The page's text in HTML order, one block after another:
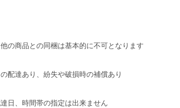
の商品との同梱は基本的に不可となります
配達あり、紛失や破損時の補償あり
日、時間帯の指定は出来ません